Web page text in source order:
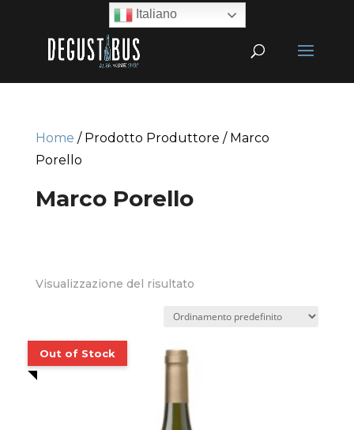
Home / Prodotto Produttore / Marco
Porello
Marco Porello
Visualizzazione del risultato
Italiano